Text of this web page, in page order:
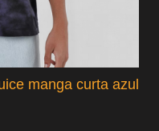
manga curta azul